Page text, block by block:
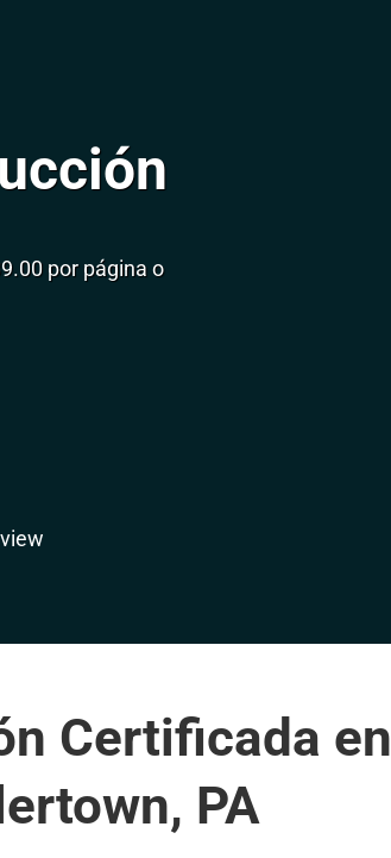
por página o
Certificada en
PA